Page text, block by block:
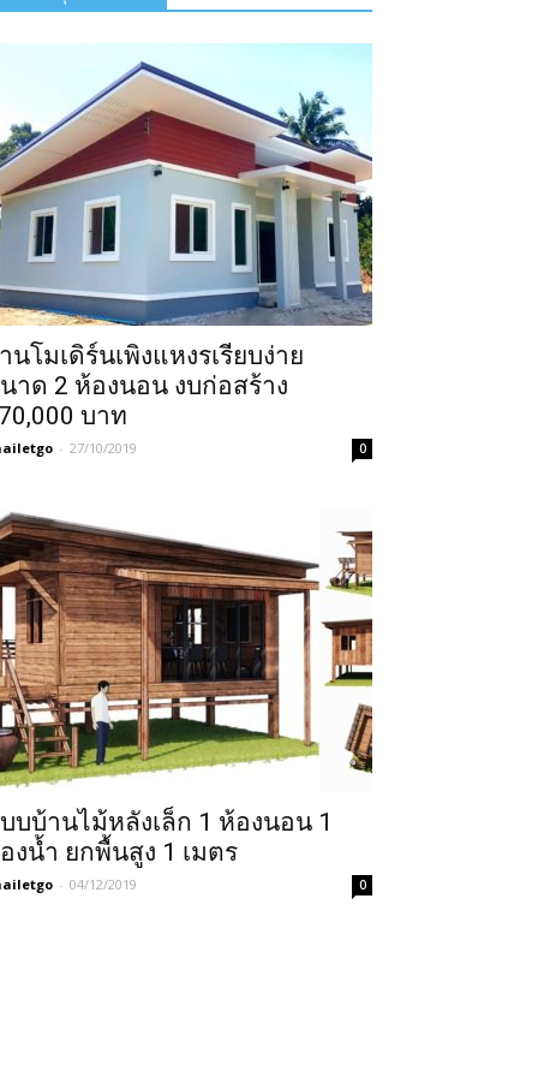
นโมเดิร์นเพิงแหงรเรียบง่าย
าด 2 ห้องนอน งบก่อสร้าง
บาท
- 27/10/2019 0
บบ้านไม้หลังเล็ก 1 ห้องนอน 1
งน้ำ ยกพื้นสูง 1 เมตร
- 04/12/2019 0